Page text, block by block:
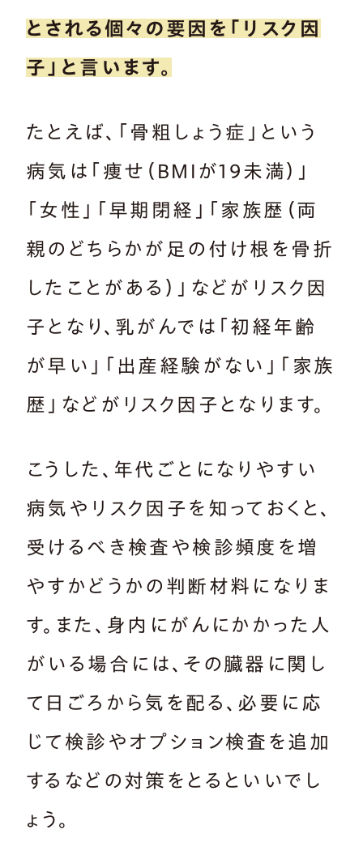
とされる個々の要因を「リスク因
子」と言います。
たとえば、「骨粗しょう症」という
病気は「痩せ（BMIが19未満）」
「女性」「早期閉経」「家族歴（両
親のどちらかが足の付け根を骨折
したことがある）」などがリスク因
子となり、乳がんでは「初経年齢
が早い」「出産経験がない」「家族
歴」などがリスク因子となります。
こうした、年代ごとになりやすい
病気やリスク因子を知っておくと、
受けるべき検査や検診頻度を増
やすかどうかの判断材料になりま
す。また、身内にがんにかかった人
がいる場合には、その臓器に関し
て日ごろから気を配る、必要に応
じて検診やオプション検査を追加
するなどの対策をとるといいでし
ょう。